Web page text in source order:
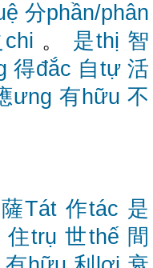
分phần/phân
chi 。 是thị 智
得đắc 自tự 活
ưng 有hữu 不
薩Tát 作tác 是
住trụ 世thế 間